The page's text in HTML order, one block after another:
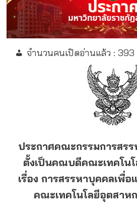
จำนวนคนเปิดอ่านแล้ว : 393
ประกาศคณะกรรมการสร
ตั้งเป็นคณบดีคณะเทคโน
เรื่อง การสรรหาบุคคลเพื่
คณะเทคโนโลยีอุตสาห